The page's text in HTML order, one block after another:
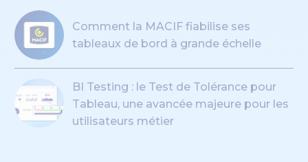
Comment la MACIF fiabilise ses
tableaux de bord à grande échelle
BI Testing : le Test de Tolérance pour
Tableau, une avancée majeure pour les
utilisateurs métier